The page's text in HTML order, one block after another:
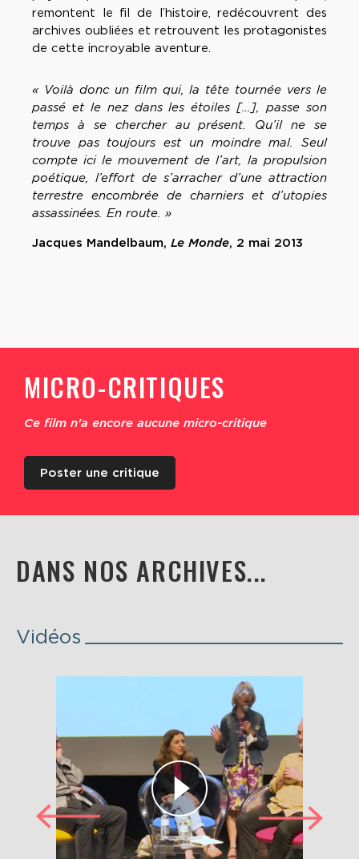
remontent le fil de l’histoire, redécouvrent des
archives oubliées et retrouvent les protagonistes
de cette incroyable aventure.
« Voilà donc un film qui, la tête tournée vers le
passé et le nez dans les étoiles […], passe son
temps à se chercher au présent. Qu’il ne se
trouve pas toujours est un moindre mal. Seul
compte ici le mouvement de l’art, la propulsion
poétique, l’effort de s’arracher d’une attraction
terrestre encombrée de charniers et d’utopies
assassinées. En route. »
Jacques Mandelbaum, Le Monde, 2 mai 2013
MICRO-CRITIQUES
Ce film n'a encore aucune micro-critique
Poster une critique
DANS NOS ARCHIVES...
Vidéos